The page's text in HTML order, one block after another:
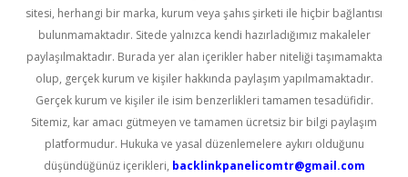
sitesi, herhangi bir marka, kurum veya şahıs şirketi ile hiçbir bağlantısı
bulunmamaktadır. Sitede yalnızca kendi hazırladığımız makaleler
paylaşılmaktadır. Burada yer alan içerikler haber niteliği taşımamakta
olup, gerçek kurum ve kişiler hakkında paylaşım yapılmamaktadır.
Gerçek kurum ve kişiler ile isim benzerlikleri tamamen tesadüfidir.
Sitemiz, kar amacı gütmeyen ve tamamen ücretsiz bir bilgi paylaşım
platformudur. Hukuka ve yasal düzenlemelere aykırı olduğunu
düşündüğünüz içerikleri, backlinkpanelicomtr@gmail.com